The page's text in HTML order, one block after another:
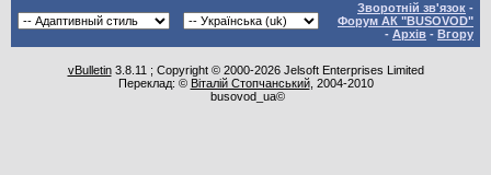
Зворотній зв'язок -
Форум АК "BUSOVOD"
- Архів - Вгору
vBulletin3.8.11 ; Copyright © 2000-2026 Jelsoft Enterprises Limited
Переклад: © Віталій Стопчанський, 2004-2010
busovod_ua©